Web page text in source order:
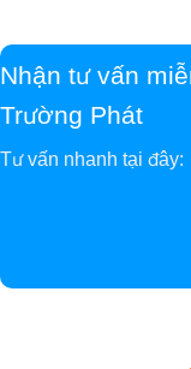
Nhận tư vấn
Trường Phát
Tư vấn nhanh tại đây: